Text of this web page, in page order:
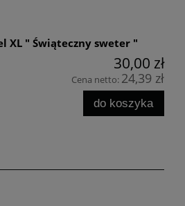
XL " Świąteczny sweter "
30,00 zł
Cena netto: 24,39 zł
do koszyka